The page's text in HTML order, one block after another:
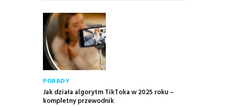
PORADY
Jak działa algorytm TikToka w 2025 roku –
kompletny przewodnik